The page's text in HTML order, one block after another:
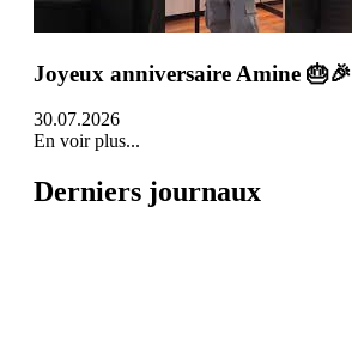
Joyeux anniversaire Amine 🎂🎉
30.07.2026
En voir plus...
Derniers journaux